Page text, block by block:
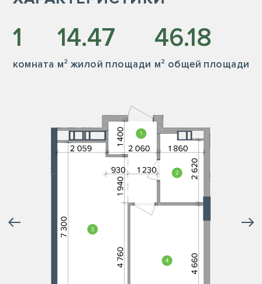
1
комната
14.47
м² жилой площади
46.18
м² общей площади